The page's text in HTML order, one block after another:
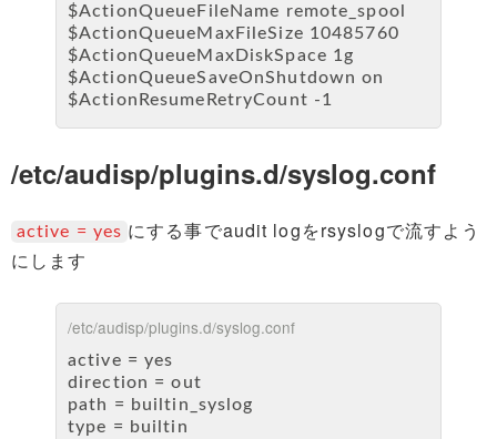
$ActionQueueFileName remote_spool
$ActionQueueMaxFileSize 10485760
$ActionQueueMaxDiskSpace 1g
$ActionQueueSaveOnShutdown on
$ActionResumeRetryCount -1
/etc/audisp/plugins.d/syslog.conf
active = yes にする事でaudit logをrsyslogで流すよう
にします
/etc/audisp/plugins.d/syslog.conf
active = yes
direction = out
path = builtin_syslog
type = builtin